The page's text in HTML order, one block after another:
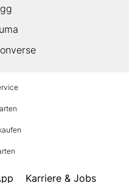
Karriere & Jobs